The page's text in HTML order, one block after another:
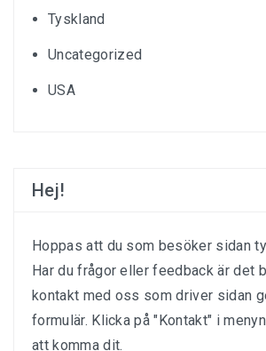
Tyskland
Uncategorized
USA
Hej!
Hoppas att du som besöker sidan
Har du frågor eller feedback är det
kontakt med oss som driver sidan
formulär. Klicka på "Kontakt" i
att komma dit.